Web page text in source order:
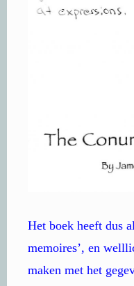
Het boek heeft dus
memoires’, en
maken met het